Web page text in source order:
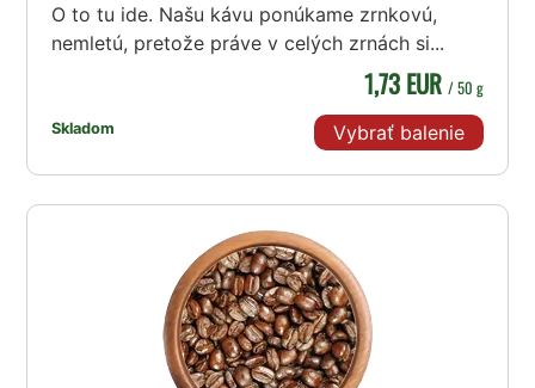
O to tu ide. Našu kávu ponúkame zrnkovú,
nemletú, pretože práve v celých zrnách si...
Skladom
1,73 EUR / 50 g
Vybrať balenie